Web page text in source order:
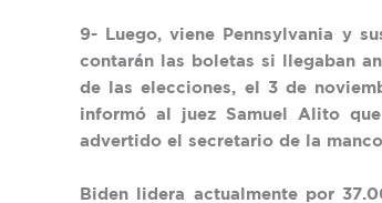
9- Luego, viene Pennsylvania y
contarán las boletas si llegaban
de las elecciones, el 3 de
informó al juez Samuel Alito
advertido el secretario de la
Biden lidera actualmente por